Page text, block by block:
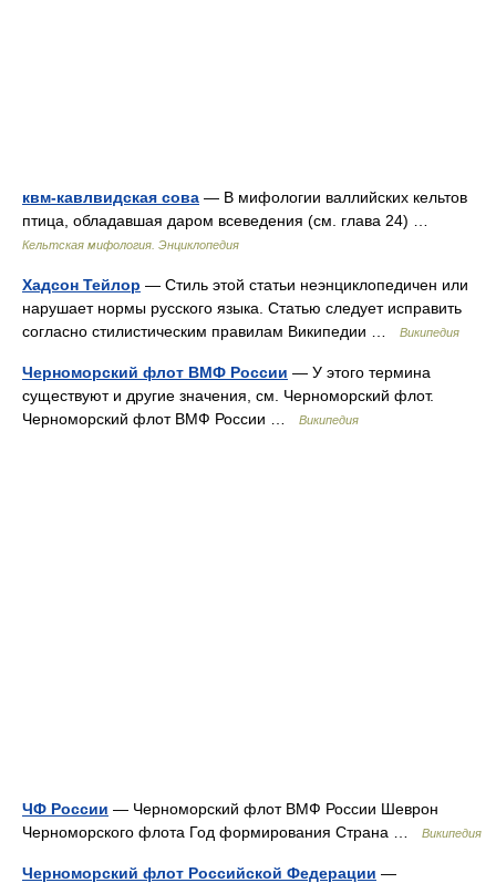
квм-кавлвидская сова — В мифологии валлийских кельтов
птица, обладавшая даром всеведения (см. глава 24) …
Кельтская мифология. Энциклопедия
Хадсон Тейлор — Стиль этой статьи неэнциклопедичен или
нарушает нормы русского языка. Статью следует исправить
согласно стилистическим правилам Википедии …
Википедия
Черноморский флот ВМФ России — У этого термина
существуют и другие значения, см. Черноморский флот.
Черноморский флот ВМФ России …
Википедия
ЧФ России — Черноморский флот ВМФ России Шеврон
Черноморского флота Год формирования Страна …
Википедия
Черноморский флот Российской Федерации —